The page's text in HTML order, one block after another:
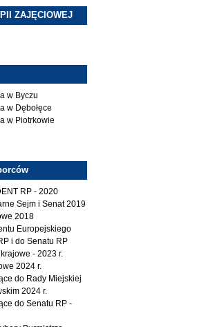
ZAJĘCIOWEJ
w Byczu
w Dębołęce
w Piotrkowie
RP - 2020
Sejm i Senat 2019
2018
Europejskiego
i do Senatu RP
- 2023 r.
2024 r.
do Rady Miejskiej
2024 r.
do Senatu RP -